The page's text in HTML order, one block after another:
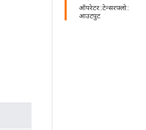
ऑपरेटर::टेन्सरफ़्लो::
आउटपुट